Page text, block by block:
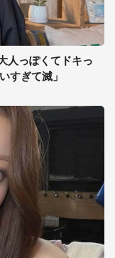
人っぽくてドキっ
すぎて滅」